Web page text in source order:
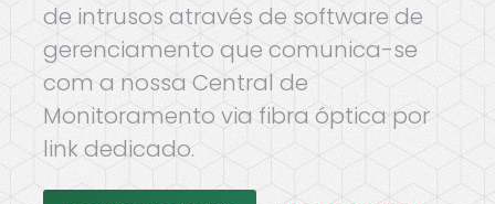
de intrusos através de software de
gerenciamento que comunica-se
com a nossa Central de
Monitoramento via fibra óptica por
link dedicado.